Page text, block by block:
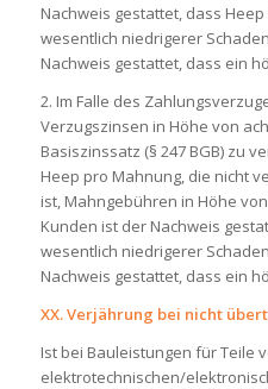
Nachweis gestattet, dass
wesentlich niedrigerer
Nachweis gestattet, dass ein
2. Im Falle des
Verzugszinsen in Höhe von
Basiszinssatz (§ 247 BGB) zu
Heep pro Mahnung, die nicht
ist, Mahngebühren in Höhe
Kunden ist der Nachweis
wesentlich niedrigerer
Nachweis gestattet, dass ein
XX. Verjährung bei nicht
Ist bei Bauleistungen für Teile
elektrotechnischen/